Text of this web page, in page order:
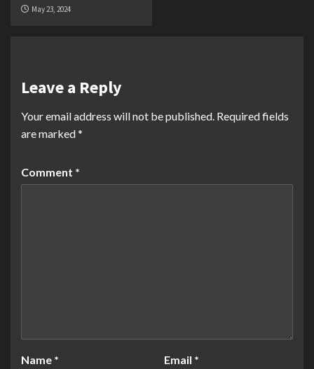
May 23, 2024
Leave a Reply
Your email address will not be published. Required fields
are marked*
Comment *
Name * Email *